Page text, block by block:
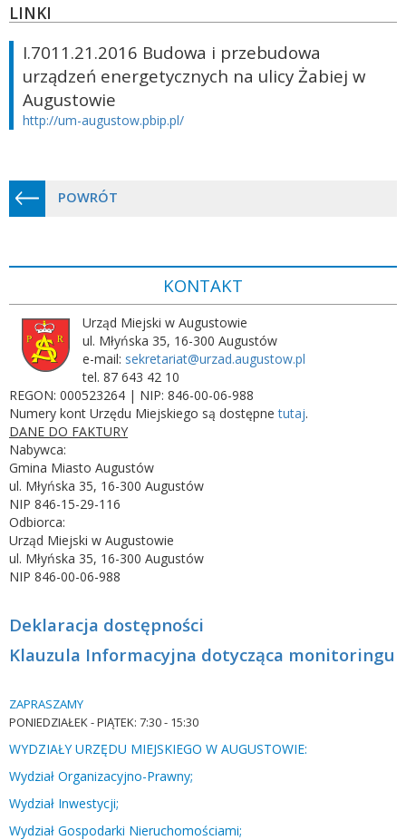
LINKI
I.7011.21.2016 Budowa i przebudowa
urządzeń energetycznych na ulicy Żabiej w
Augustowie
http://um-augustow.pbip.pl/
POWRÓT
KONTAKT
Urząd Miejski w Augustowie
ul. Młyńska 35, 16-300 Augustów
e-mail: sekretariat@urzad.augustow.pl
tel. 87 643 42 10
REGON: 000523264 | NIP: 846-00-06-988
Numery kont Urzędu Miejskiego są dostępnetutaj.
DANE DO FAKTURY
Nabywca:
Gmina Miasto Augustów
ul. Młyńska 35, 16-300 Augustów
NIP 846-15-29-116
Odbiorca:
Urząd Miejski w Augustowie
ul. Młyńska 35, 16-300 Augustów
NIP 846-00-06-988
Deklaracja dostępności
Klauzula Informacyjna dotycząca monitoringu
ZAPRASZAMY
PONIEDZIAŁEK -PIĄTEK: 7:30 - 15:30
WYDZIAŁY URZĘDU MIEJSKIEGO W AUGUSTOWIE:
Wydział Organizacyjno-Prawny;
Wydział Inwestycji;
Wydział Gospodarki Nieruchomościami;